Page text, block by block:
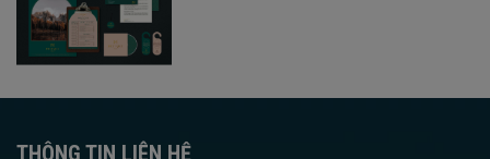
THÔNG TIN LIÊN HỆ